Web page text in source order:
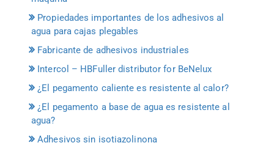
Propiedades importantes de los adhesivos al
agua para cajas plegables
Fabricante de adhesivos industriales
Intercol – HBFuller distributor for BeNelux
¿El pegamento caliente es resistente al calor?
¿El pegamento a base de agua es resistente al
agua?
Adhesivos sin isotiazolinona